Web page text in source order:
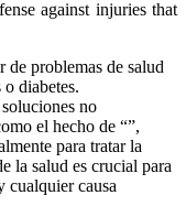
against injuries that
problemas de salud
o diabetes.
no
el hecho de “”,
para tratar la
la salud es crucial para
cualquier causa